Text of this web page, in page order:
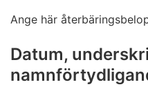
Ange här
Datum,